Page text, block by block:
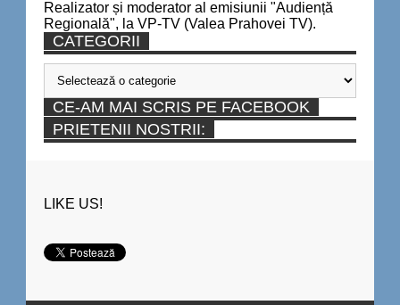
Realizator și moderator al emisiunii "Audiență
Regională", la VP-TV (Valea Prahovei TV).
CATEGORII
Categorii
CE-AM MAI SCRIS PE FACEBOOK
PRIETENII NOSTRII:
LIKE US!